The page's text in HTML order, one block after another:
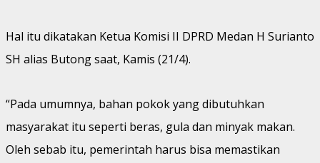
Hal itu dikatakan Ketua Komisi II DPRD Medan H Surianto
SH alias Butong saat, Kamis (21/4).
“Pada umumnya, bahan pokok yang dibutuhkan
masyarakat itu seperti beras, gula dan minyak makan.
Oleh sebab itu, pemerintah harus bisa memastikan